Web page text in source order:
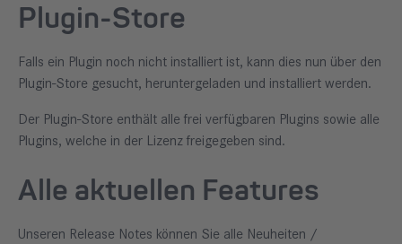
Plugin-Store
Falls ein Plugin noch nicht installiert ist, kann dies nun über den
Plugin-Store gesucht, heruntergeladen und installiert werden.
Der Plugin-Store enthält alle frei verfügbaren Plugins sowie alle
Plugins, welche in der Lizenz freigegeben sind.
Alle aktuellen Features
Unseren Release Notes können Sie alle Neuheiten /